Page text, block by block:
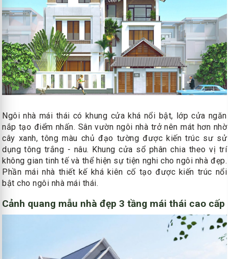
Ngôi nhà mái thái có khung cửa khá nổi bật, lớp cửa ngăn
nắp tạo điểm nhấn. Sân vườn ngôi nhà trở nên mát hơn nhờ
cây xanh, tông màu chủ đạo tường được kiến trúc sư sử
dụng tông trắng - nâu. Khung cửa sổ phân chia theo vị trí
không gian tinh tế và thể hiện sự tiện nghi cho ngôi nhà đẹp.
Phần mái nhà thiết kế khá kiên cố tạo được kiến trúc nổi
bật cho ngôi nhà mái thái.
Cảnh quang mẫu nhà đẹp 3 tầng mái thái cao cấp